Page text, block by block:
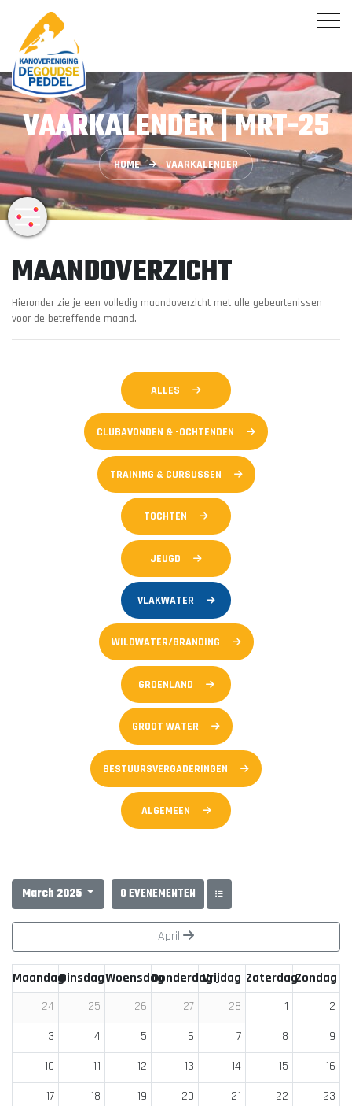
VAARKALENDER | MRT-25
HOME VAARKALENDER
MAANDOVERZICHT
Hieronder zie je een volledig maandoverzicht met alle gebeurtenissen
voor de betreffende maand.
ALLES
CLUBAVONDEN & -OCHTENDEN
TRAINING & CURSUSSEN
TOCHTEN
JEUGD
VLAKWATER
WILDWATER/BRANDING
GROENLAND
GROOT WATER
BESTUURSVERGADERINGEN
ALGEMEEN
March 2025 0 EVENEMENTEN
April
MaandagDinsdagWoensdagDonderdagVrijdag ZaterdagZondag
24 25 26 27 28 1
2
3
4 5 6 7 8
9
10
11 12 13 14 15
16
17
18 19 20 21 22
23